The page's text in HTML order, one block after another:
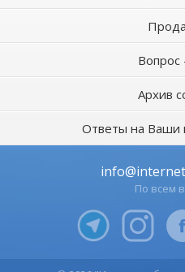
Вопрос
Архив
Ответы на Ваши
По всем